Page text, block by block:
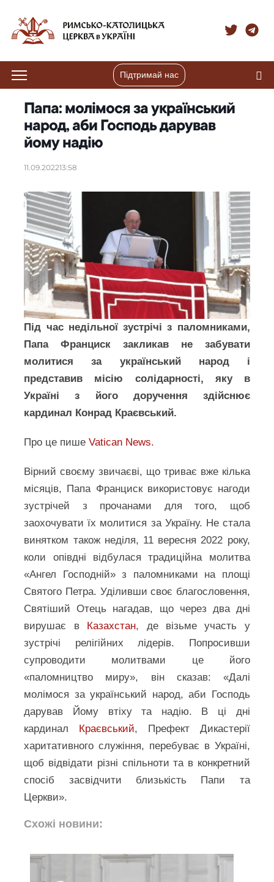
Підтримай нас
Папа: молімося за український
народ, аби Господь дарував
йому надію
11.09.202213:58
Під час недільної зустрічі з паломниками,
Папа Франциск закликав не забувати
молитися за український народ і
представив місію солідарності, яку в
Україні з його доручення здійснює
кардинал Конрад Краєвський.
Про це пишеVatican News.
Вірний своєму звичаєві, що триває вже кілька
місяців, Папа Франциск використовує нагоди
зустрічей з прочанами для того, щоб
заохочувати їх молитися за Україну. Не стала
винятком також неділя, 11 вересня 2022 року,
коли опівдні відбулася традиційна молитва
«Ангел Господній» з паломниками на площі
Святого Петра. Уділивши своє благословення,
Святіший Отець нагадав, що через два дні
вирушає в Казахстан, де візьме участь у
зустрічі релігійних лідерів. Попросивши
супроводити молитвами це його
«паломництво миру», він сказав: «Далі
молімося за український народ, аби Господь
дарував Йому втіху та надію. В ці дні
кардинал Краєвський, Префект Дикастерії
харитативного служіння, перебуває в Україні,
щоб відвідати різні спільноти та в конкретний
спосіб засвідчити близькість Папи та
Церкви».
Схожі новини: